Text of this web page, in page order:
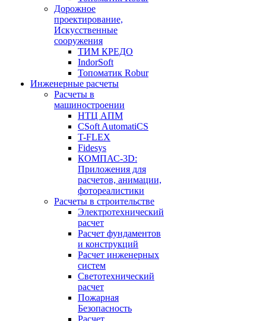
Дорожное
проектирование,
Искусственные
сооружения
ТИМ КРЕДО
IndorSoft
Топоматик Robur
Инженерные расчеты
Расчеты в
машиностроении
НТЦ АПМ
CSoft AutomatiCS
T-FLEX
Fidesys
КОМПАС-3D:
Приложения для
расчетов, анимации,
фотореалистики
Расчеты в строительстве
Электротехнический
расчет
Расчет фундаментов
и конструкций
Расчет инженерных
систем
Светотехнический
расчет
Пожарная
Безопасность
Расчет